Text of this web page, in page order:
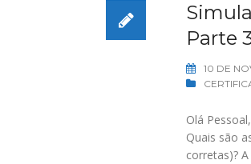
Parte
10 DE
Olá
Quais são
corretas)?